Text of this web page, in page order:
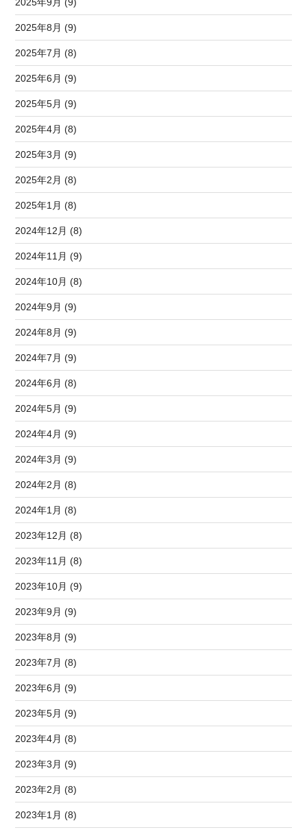
2025年9月 (9)
2025年8月 (9)
2025年7月 (8)
2025年6月 (9)
2025年5月 (9)
2025年4月 (8)
2025年3月 (9)
2025年2月 (8)
2025年1月 (8)
2024年12月 (8)
2024年11月 (9)
2024年10月 (8)
2024年9月 (9)
2024年8月 (9)
2024年7月 (9)
2024年6月 (8)
2024年5月 (9)
2024年4月 (9)
2024年3月 (9)
2024年2月 (8)
2024年1月 (8)
2023年12月 (8)
2023年11月 (8)
2023年10月 (9)
2023年9月 (9)
2023年8月 (9)
2023年7月 (8)
2023年6月 (9)
2023年5月 (9)
2023年4月 (8)
2023年3月 (9)
2023年2月 (8)
2023年1月 (8)